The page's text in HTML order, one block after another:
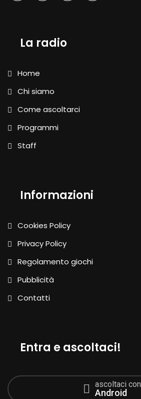
La radio
Home
Chi siamo
Come ascoltarci
Programmi
Staff
Informazioni
Cookies Policy
Privacy Policy
Regolamento giochi
Pubblicità
Contatti
Entra e ascoltaci!
ascoltaci con
Android